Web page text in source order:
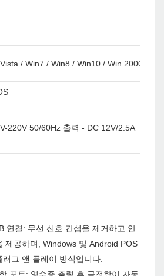
/ Win7 / Win8 / Win10 / Win 2000 /
220V 50/60Hz 출력 - DC 12V/2.5A
연결: 무선 신호 간섭을 제거하고 안
제공하며, Windows 및 Android POS
그 앤 플레이 방식입니다.